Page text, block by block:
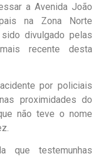
a Avenida João
na Zona Norte
divulgado pelas
recente desta
por policiais
proximidades do
não teve o nome
que testemunhas